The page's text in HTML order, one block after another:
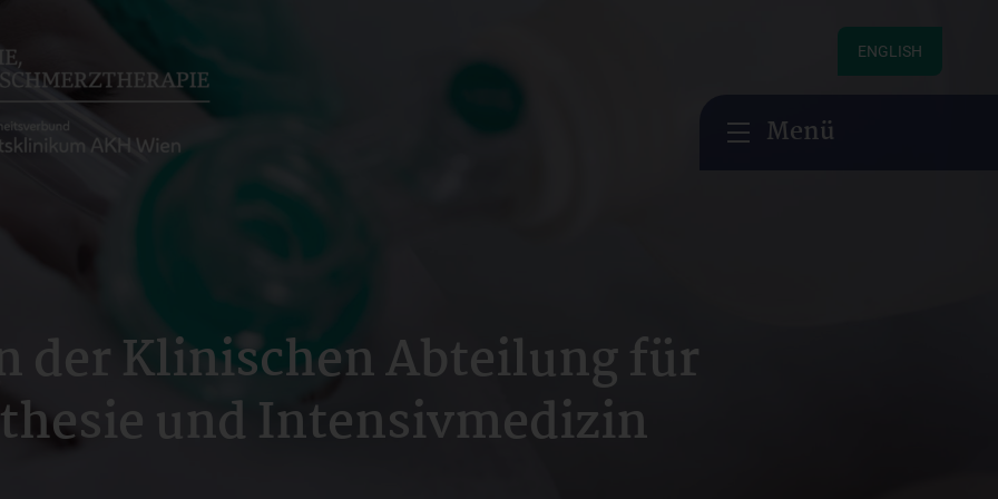
ENGLISH
Menü
der Klinischen Abteilung für
und Intensivmedizin